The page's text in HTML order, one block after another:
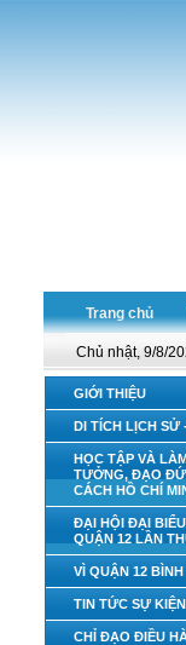
Trang chủ
Chủ nhật, 9/8/
GIỚI THIỆU
DI TÍCH LỊCH SỬ
HỌC TẬP VÀ
TƯỞNG, ĐẠO
CÁCH HỒ CHÍ
ĐẠI HỘI ĐẠI
QUẬN 12 LẦN
VÌ QUẬN 12 BÌNH
TIN TỨC SỰ KIỆN
CHỈ ĐẠO ĐIỀU